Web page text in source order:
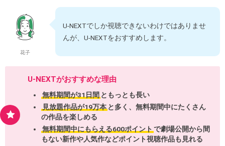
花子
U-NEXTでしか視聴できないわけではありませ
んが、U-NEXTをおすすめします。
U-NEXTがおすすめな理由
無料期間が31日間 ともっとも長い
見放題作品が19万本 と多く、無料期間中にたくさん
の作品を楽しめる
無料期間中にもらえる600ポイントで劇場公開から間
もない新作や人気作などポイント視聴作品も見れる